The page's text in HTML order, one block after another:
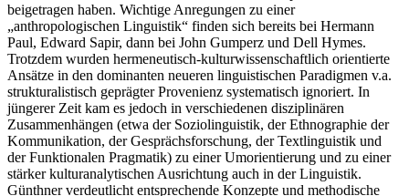
beigetragen haben. Wichtige Anregungen zu einer
„anthropologischen Linguistik“ finden sich bereits bei Hermann
Paul, Edward Sapir, dann bei John Gumperz und Dell Hymes.
Trotzdem wurden hermeneutisch-kulturwissenschaftlich orientierte
Ansätze in den dominanten neueren linguistischen Paradigmen v.a.
strukturalistisch geprägter Provenienz systematisch ignoriert. In
jüngerer Zeit kam es jedoch in verschiedenen disziplinären
Zusammenhängen (etwa der Soziolinguistik, der Ethnographie der
Kommunikation, der Gesprächsforschung, der Textlinguistik und
der Funktionalen Pragmatik) zu einer Umorientierung und zu einer
stärker kulturanalytischen Ausrichtung auch in der Linguistik.
Günthner verdeutlicht entsprechende Konzepte und methodische